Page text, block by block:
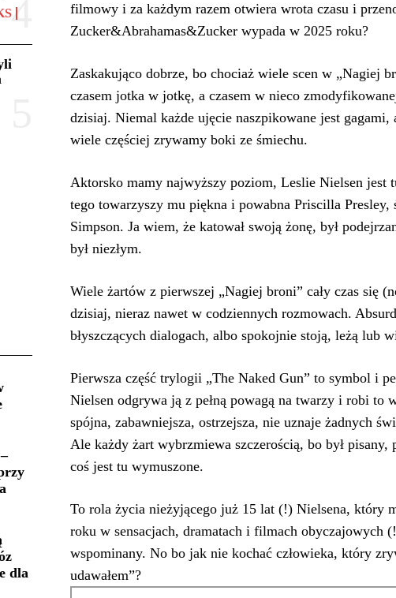
dla
filmowy i za każdym razem otwiera wrota czasu i
Zucker&Abrahamas&Zucker wypada w 2025 roku?
Zaskakująco dobrze, bo chociaż wiele scen w „Nagiej
czasem jotka w jotkę, a czasem w nieco
dzisiaj. Niemal każde ujęcie naszpikowane jest
wiele częściej zrywamy boki ze śmiechu.
Aktorsko mamy najwyższy poziom, Leslie Nielsen
tego towarzyszy mu piękna i powabna Priscilla
Simpson. Ja wiem, że katował swoją żonę, był
był niezłym.
Wiele żartów z pierwszej „Nagiej broni” cały czas się
dzisiaj, nieraz nawet w codziennych rozmowach.
błyszczących dialogach, albo spokojnie stoją, leżą lub
Pierwsza część trylogii „The Naked Gun” to symbol i
Nielsen odgrywa ją z pełną powagą na twarzy i robi to
spójna, zabawniejsza, ostrzejsza, nie uznaje żadnych
Ale każdy żart wybrzmiewa szczerością, bo był
coś jest tu wymuszone.
To rola życia nieżyjącego już 15 lat (!) Nielsena, który
roku w sensacjach, dramatach i filmach obyczajowych
wspominany. No bo jak nie kochać człowieka, który
udawałem”?